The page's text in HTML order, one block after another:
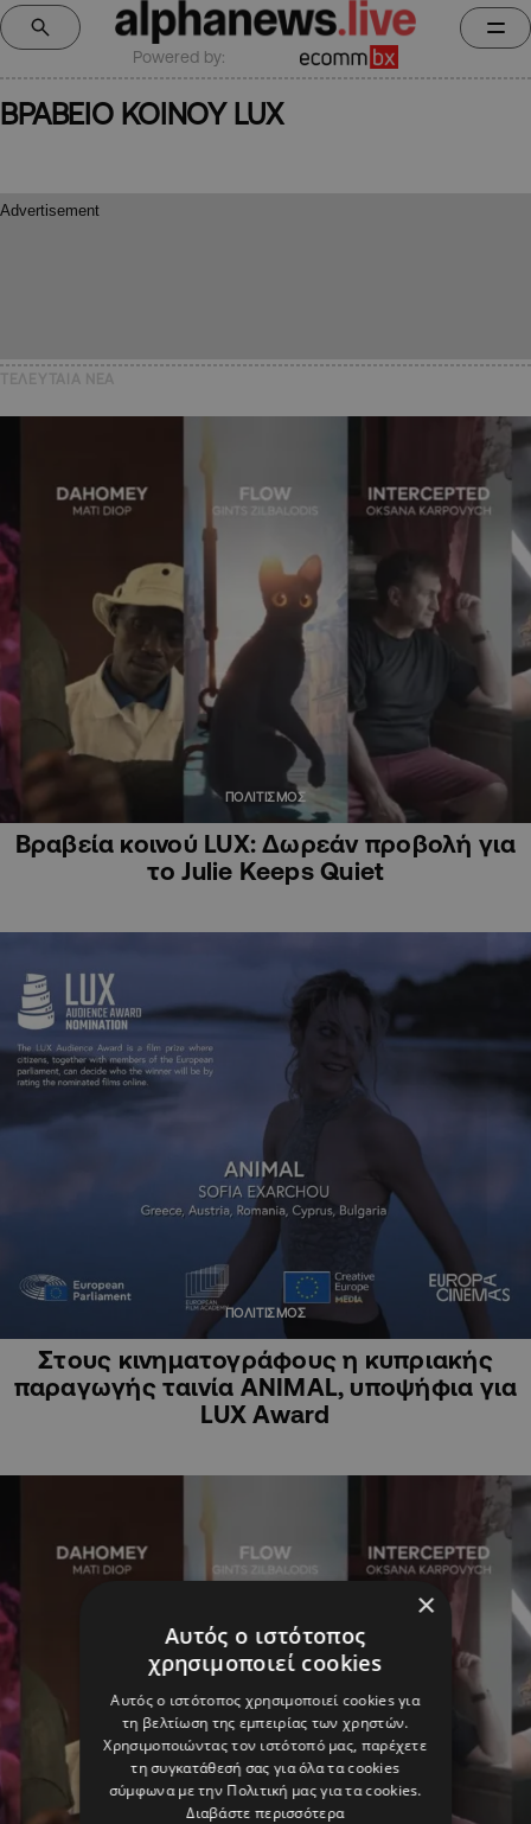
Powered by:
ΒΡΑΒΕΙΟ ΚΟΙΝΟΥ LUX
ΠΟΛΙΤΙΣΜΟΣ
Βραβεία κοινού LUX: Δωρεάν προβολή για
το Julie Keeps Quiet
ΠΟΛΙΤΙΣΜΟΣ
Στους κινηματογράφους η κυπριακής
παραγωγής ταινία ANIMAL, υποψήφια για
LUX Award
×
Αυτός ο ιστότοπος
χρησιμοποιεί cookies
Αυτός ο ιστότοπος χρησιμοποιεί cookies για
τη βελτίωση της εμπειρίας των χρηστών.
Χρησιμοποιώντας τον ιστότοπό μας, παρέχετε
τη συγκατάθεσή σας για όλα τα cookies
σύμφωνα με την Πολιτική μας για τα cookies.
Διαβάστε περισσότερα